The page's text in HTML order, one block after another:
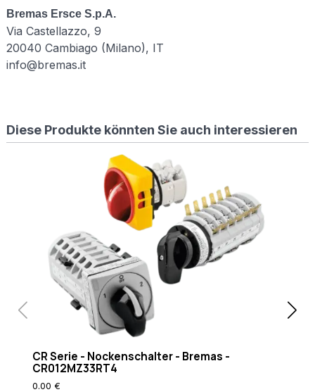
unterstützen #
werden von X5
benötigt –
NICHT
!-f
RewriteCond
{REQUEST_FILENAME}
Bremas Ersce S.p.A.
Via Castellazzo, 9
20040 Cambiago (Milano), IT
info@bremas.it
Diese Produkte könnten Sie auch interessieren
CR Serie - Nockenschalter - Bremas -
CR012MZ33RT4
0.00 €